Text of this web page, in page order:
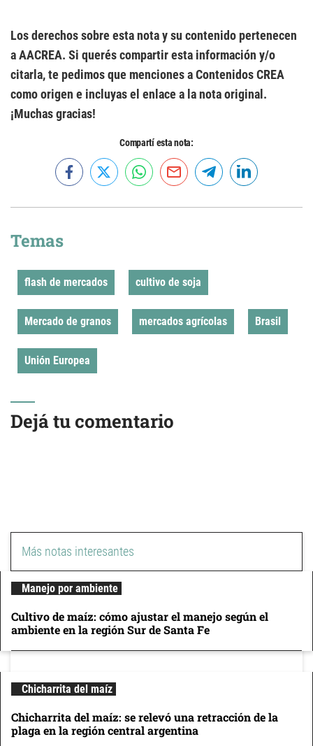
Los derechos sobre esta nota y su contenido pertenecen
a AACREA. Si querés compartir esta información y/o
citarla, te pedimos que menciones a Contenidos CREA
como origen e incluyas el enlace a la nota original.
¡Muchas gracias!
Compartí esta nota:
Temas
flash de mercados cultivo de soja
Mercado de granos mercados agrícolas Brasil
Unión Europea
Dejá tu comentario
Más notas interesantes
Manejo por ambiente
Cultivo de maíz: cómo ajustar el manejo según el
ambiente en la región Sur de Santa Fe
Chicharrita del maíz
Chicharrita del maíz: se relevó una retracción de la
plaga en la región central argentina